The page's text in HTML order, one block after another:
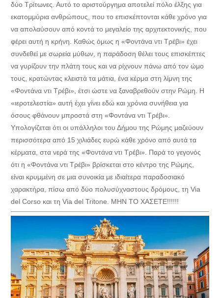
δύο Τρίτωνες. Αυτό το αριστούργημα αποτελεί πόλο έλξης για
εκατομμύρια ανθρώπους, που το επισκέπτονται κάθε χρόνο για
να απολαύσουν από κοντά το μεγαλείο της αρχιτεκτονικής, που
φέρει αυτή η κρήνη. Καθώς όμως η «Φοντάνα ντι Τρέβι» έχει
συνδεθεί με σωρεία μύθων, η παράδοση θέλει τους επισκέπτες
να γυρίζουν την πλάτη τους και να ρίχνουν πάνω από τον ώμο
τους, κρατώντας κλειστά τα μάτια, ένα κέρμα στη λίμνη της
«Φοντάνα ντι Τρέβι», έτσι ώστε να ξαναβρεθούν στην Ρώμη. Η
«ιεροτελεστία» αυτή έχει γίνει εδώ και χρόνια συνήθεια για
όσους φθάνουν μπροστά στη «Φοντάνα ντι Τρέβι».
Υπολογίζεται ότι οι υπάλληλοι του Δήμου της Ρώμης μαζεύουν
περισσότερα από 15 χιλιάδες ευρώ κάθε χρόνο από αυτά τα
κέρματα, στα νερά της «Φοντάνα ντι Τρέβι». Παρά το γεγονός
ότι η «Φοντάνα ντι Τρέβι» βρίσκεται στο κέντρο της Ρώμης,
είναι κρυμμένη σε μια συνοικία με ιδιαίτερα παραδοσιακό
χαρακτήρα, πίσω από δύο πολυσύχναστους δρόμους, τη Via
del Corso και τη Via del Tritone. ΜΗΝ ΤΟ ΧΑΣΕΤΕ!!!!!!